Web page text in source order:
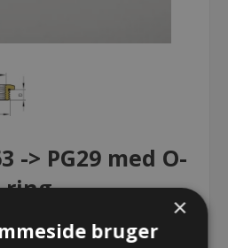
-> PG29 med O-
ring
med O-ring
×
bruger